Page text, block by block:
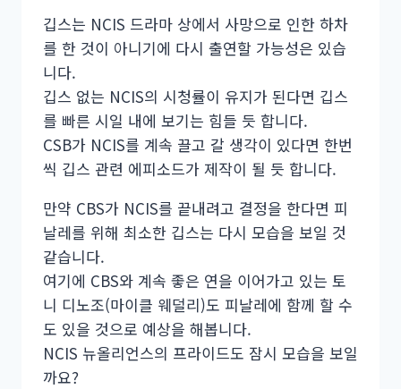
깁스는 NCIS 드라마 상에서 사망으로 인한 하차
를 한 것이 아니기에 다시 출연할 가능성은 있습
니다.
깁스 없는 NCIS의 시청률이 유지가 된다면 깁스
를 빠른 시일 내에 보기는 힘들 듯 합니다.
CSB가 NCIS를 계속 끌고 갈 생각이 있다면 한번
씩 깁스 관련 에피소드가 제작이 될 듯 합니다.
만약 CBS가 NCIS를 끝내려고 결정을 한다면 피
날레를 위해 최소한 깁스는 다시 모습을 보일 것
같습니다.
여기에 CBS와 계속 좋은 연을 이어가고 있는 토
니 디노조(마이클 웨덜리)도 피날레에 함께 할 수
도 있을 것으로 예상을 해봅니다.
NCIS 뉴올리언스의 프라이드도 잠시 모습을 보일
까요?